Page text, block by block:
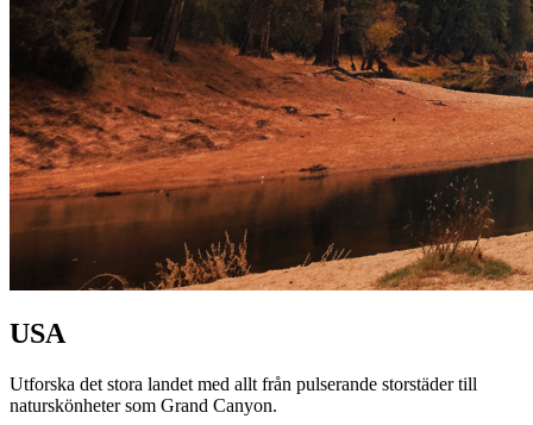
USA
Utforska det stora landet med allt från pulserande storstäder till
naturskönheter som Grand Canyon.